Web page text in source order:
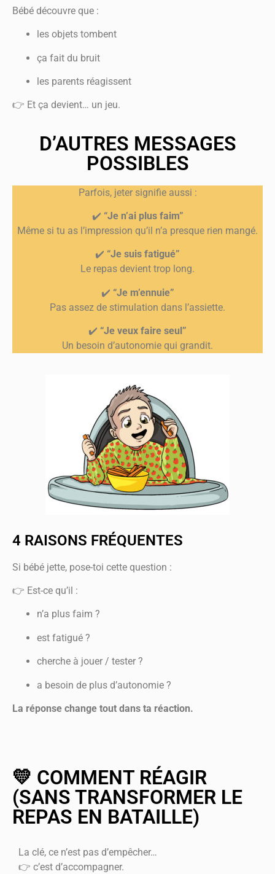
Bébé découvre que :
les objets tombent
ça fait du bruit
les parents réagissent
👉 Et ça devient… un jeu.
D’AUTRES MESSAGES
POSSIBLES
Parfois, jeter signifie aussi :
✔️ “Je n’ai plus faim”
Même si tu as l’impression qu’il n’a presque rien mangé.
✔️ “Je suis fatigué”
Le repas devient trop long.
✔️ “Je m’ennuie”
Pas assez de stimulation dans l’assiette.
✔️ “Je veux faire seul”
Un besoin d’autonomie qui grandit.
4 RAISONS FRÉQUENTES
Si bébé jette, pose-toi cette question :
👉 Est-ce qu’il :
n’a plus faim ?
est fatigué ?
cherche à jouer / tester ?
a besoin de plus d’autonomie ?
La réponse change tout dans ta réaction.
💛 COMMENT RÉAGIR
(SANS TRANSFORMER LE
REPAS EN BATAILLE)
La clé, ce n’est pas d’empêcher…
👉 c’est d’accompagner.